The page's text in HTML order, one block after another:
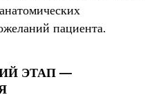
пациента.
ЭТАП —